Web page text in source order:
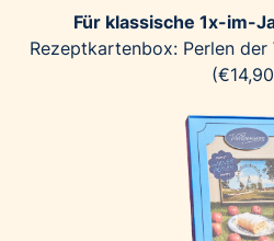
Für klassische 1x-im-
Rezeptkartenbox: Perlen der